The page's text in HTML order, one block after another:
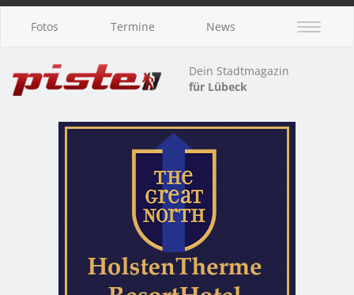
Fotos Termine News
Dein Stadtmagazin
für Lübeck